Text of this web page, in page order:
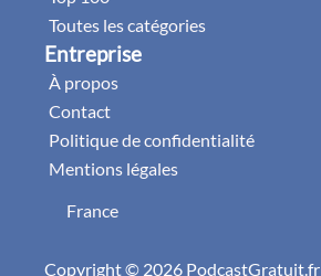
Toutes les catégories
Entreprise
À propos
Contact
Politique de confidentialité
Mentions légales
France
Copyright © 2026 PodcastGratuit.fr